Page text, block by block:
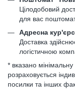
Цілодобовий
для вас
Адресна
Доставка
логістичною
* вказано
розраховується
посилки та інших